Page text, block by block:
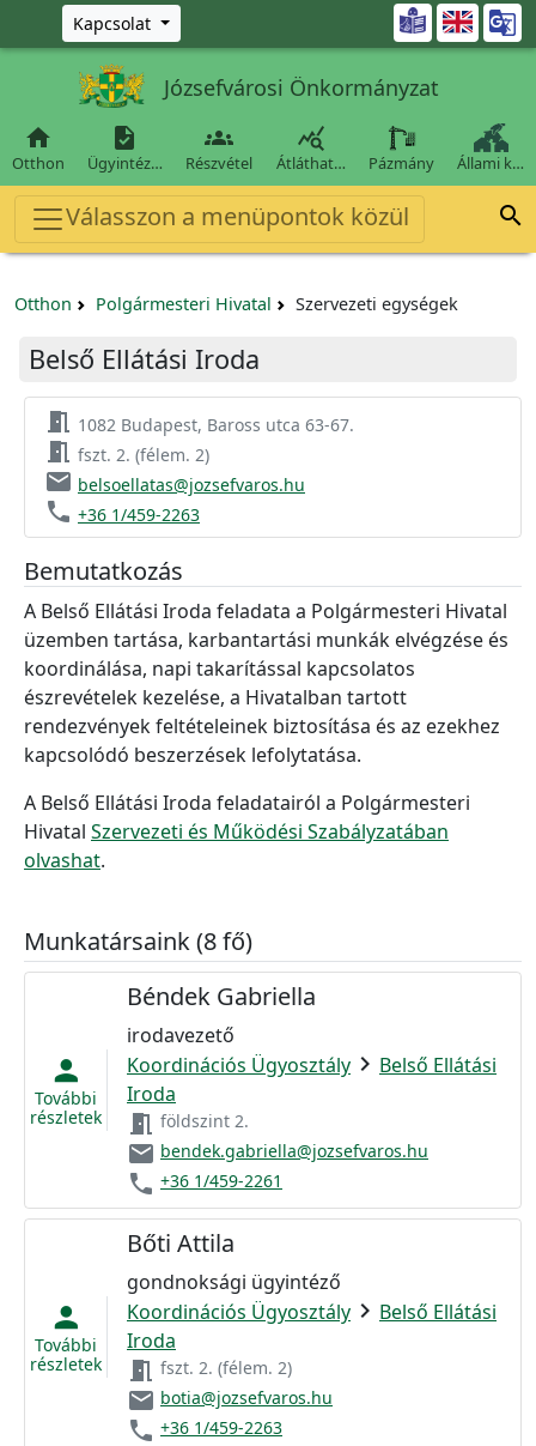
Ugrás a fő tartalomra
Kapcsolat 
Józsefvárosi Önkormányzat

Otthon

Ügyintéz…

Részvétel

Átláthat… Pázmány Állami k…
Válasszon a menüpontok közül 
Otthon Polgármesteri Hivatal Szervezeti egységek
Belső Ellátási Iroda
meeting_room 1082 Budapest, Baross utca 63-67.
meeting_room fszt. 2. (félem. 2)
email belsoellatas@jozsefvaros.hu
phone +36 1/459-2263
Bemutatkozás
A Belső Ellátási Iroda feladata a Polgármesteri Hivatal
üzemben tartása, karbantartási munkák elvégzése és
koordinálása, napi takarítással kapcsolatos
észrevételek kezelése, a Hivatalban tartott
rendezvények feltételeinek biztosítása és az ezekhez
kapcsolódó beszerzések lefolytatása.
A Belső Ellátási Iroda feladatairól a Polgármesteri
Hivatal Szervezeti és Működési Szabályzatában
olvashat.
Munkatársaink (8 fő)
person
További
részletek
Béndek Gabriella
irodavezető
Koordinációs Ügyosztály chevron_right Belső Ellátási
Iroda
meeting_room földszint 2.
email bendek.gabriella@jozsefvaros.hu
phone +36 1/459-2261
person
További
részletek
Bőti Attila
gondnoksági ügyintéző
Koordinációs Ügyosztály chevron_right Belső Ellátási
Iroda
meeting_room fszt. 2. (félem. 2)
email botia@jozsefvaros.hu
phone +36 1/459-2263